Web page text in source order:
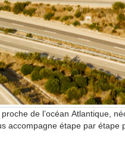
de l’océan Atlantique,
accompagne étape par